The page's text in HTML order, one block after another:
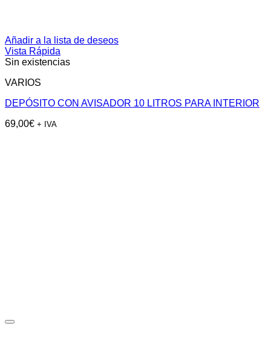
Añadir a la lista de deseos
Vista Rápida
Sin existencias
VARIOS
DEPÓSITO CON AVISADOR 10 LITROS PARA INTERIOR
69,00€ + IVA